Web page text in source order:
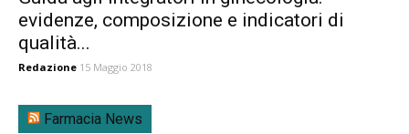
evidenze, composizione e indicatori di
qualità...
Redazione 15 Maggio 2018
Farmacia News